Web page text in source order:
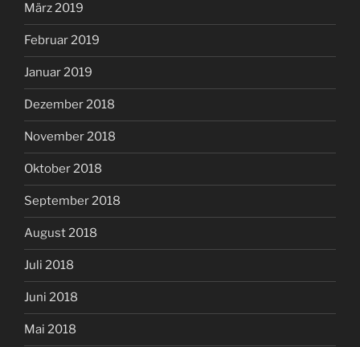
März 2019
Februar 2019
Januar 2019
Dezember 2018
November 2018
Oktober 2018
September 2018
August 2018
Juli 2018
Juni 2018
Mai 2018